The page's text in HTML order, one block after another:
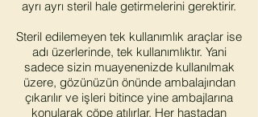
ayrı ayrı steril hale getirmelerini gerektirir.
Steril edilemeyen tek kullanımlık araçlar ise
adı üzerlerinde, tek kullanımlıktır. Yani
sadece sizin muayenenizde kullanılmak
üzere, gözünüzün önünde ambalajından
çıkarılır ve işleri bitince yine ambajlarına
konularak çöpe atılırlar. Her hastadan